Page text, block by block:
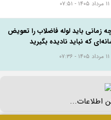
زمانی باید لوله فاضلاب را تعویض
اطلاعات...